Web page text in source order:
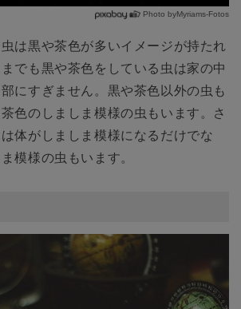
Photo byMyriams-Fotos
は黒や茶色が多いイメージが持たれ
でも黒や茶色をしている虫は家の中
にすぎません。黒や茶色以外の虫も
色のしましま模様の虫もいます。さ
体がしましま模様になるだけでな
模様の虫もいます。